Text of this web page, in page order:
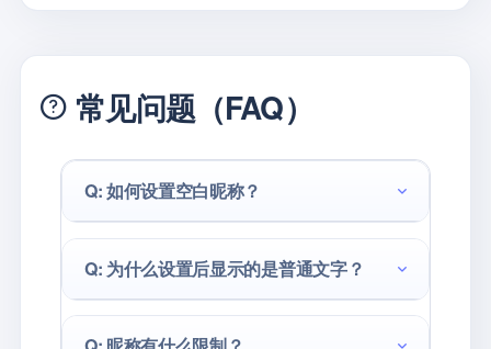
常见问题（FAQ）
Q: 如何设置空白昵称？
Q: 为什么设置后显示的是普通文字？